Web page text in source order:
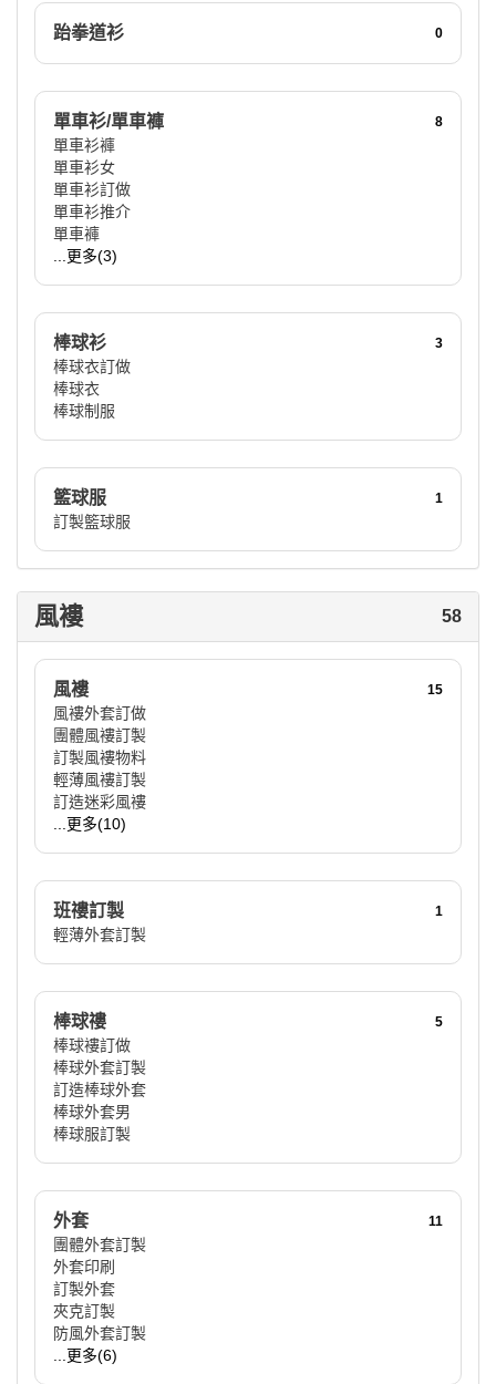
跆拳道衫 0
單車衫/單車褲 8
單車衫褲
單車衫女
單車衫訂做
單車衫推介
單車褲
...更多(3)
棒球衫 3
棒球衣訂做
棒球衣
棒球制服
籃球服 1
訂製籃球服
風褸 58
風褸 15
風褸外套訂做
團體風褸訂製
訂製風褸物料
輕薄風褸訂製
訂造迷彩風褸
...更多(10)
班䄛訂製 1
輕薄外套訂製
棒球䄛 5
棒球褸訂做
棒球外套訂製
訂造棒球外套
棒球外套男
棒球服訂製
外套 11
團體外套訂製
外套印刷
訂製外套
夾克訂製
防風外套訂製
...更多(6)